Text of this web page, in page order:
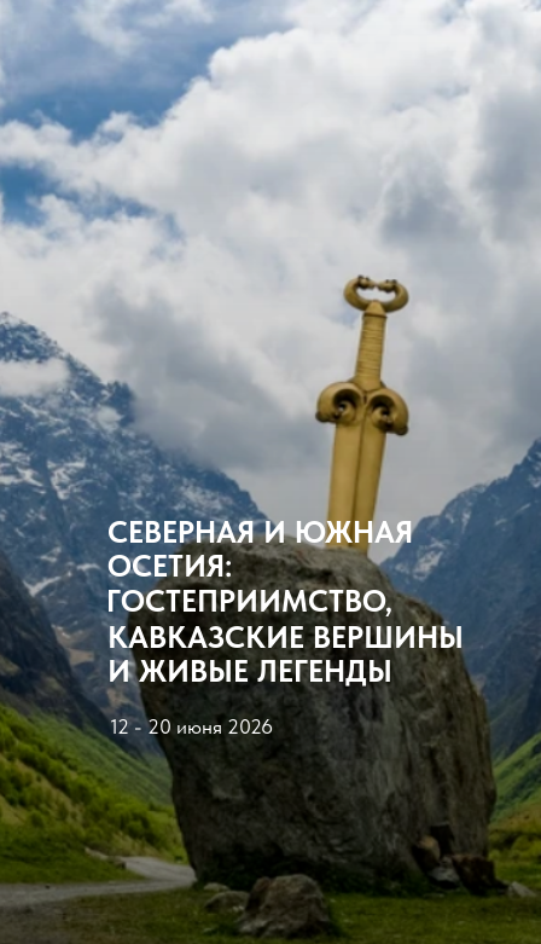
СЕВЕРНАЯ И ЮЖНАЯ
ОСЕТИЯ:
КАВКАЗСКИЕ ВЕРШИНЫ
И ЖИВЫЕ ЛЕГЕНДЫ
12 - 20 июня 2026
ГОСТЕПРИИМСТВО,